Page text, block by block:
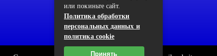
Пользовательское соглашение
Архив
или покиньте сайт.
Политика обработки
персональных данных и
политика cookie
Принять